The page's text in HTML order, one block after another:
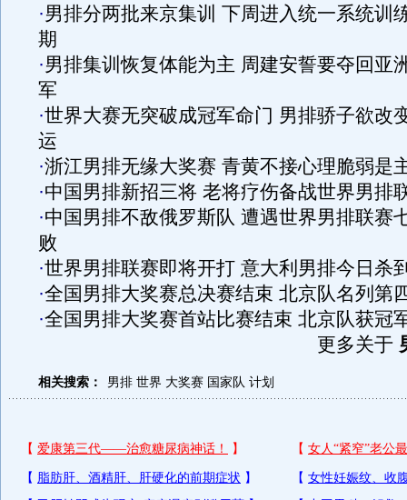
·男排分两批来京集训 下周进入统一系统训
期
·男排集训恢复体能为主 周建安誓要夺回亚
军
·世界大赛无突破成冠军命门 男排骄子欲改
运
·浙江男排无缘大奖赛 青黄不接心理脆弱是
·中国男排新招三将 老将疗伤备战世界男排
·中国男排不敌俄罗斯队 遭遇世界男排联赛
败
·世界男排联赛即将开打 意大利男排今日杀
·全国男排大奖赛总决赛结束 北京队名列第
·全国男排大奖赛首站比赛结束 北京队获冠
更多关于
相关搜索： 男排 世界 大奖赛 国家队 计划